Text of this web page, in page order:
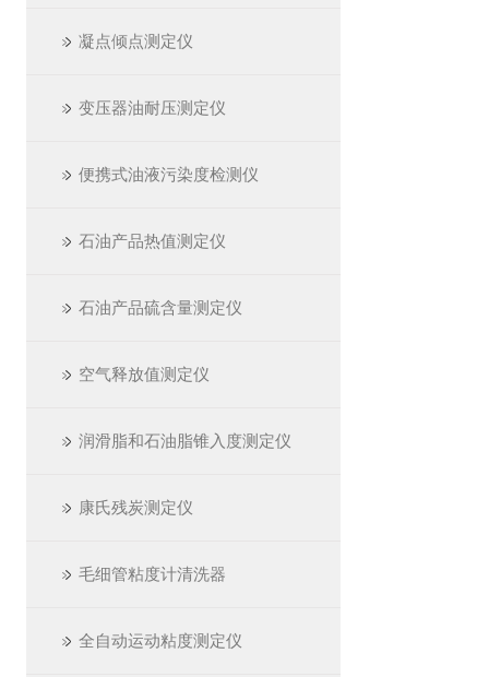
凝点倾点测定仪
变压器油耐压测定仪
便携式油液污染度检测仪
石油产品热值测定仪
石油产品硫含量测定仪
空气释放值测定仪
润滑脂和石油脂锥入度测定仪
康氏残炭测定仪
毛细管粘度计清洗器
全自动运动粘度测定仪